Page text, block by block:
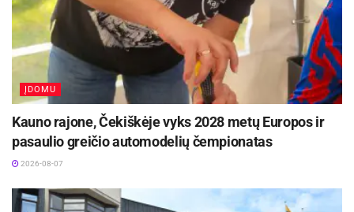
ĮDOMU
Kauno rajone, Čekiškėje vyks 2028 metų Europos ir
pasaulio greičio automodelių čempionatas
2026-08-07